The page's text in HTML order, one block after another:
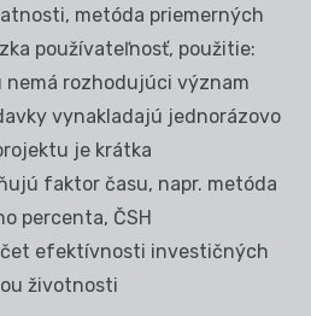
metóda priemerných
používateľnosť, použitie:
rozhodujúci význam
vynakladajú jednorázovo
je krátka
faktor času, napr. metóda
percenta, ČSH
efektívnosti investičných
životnosti